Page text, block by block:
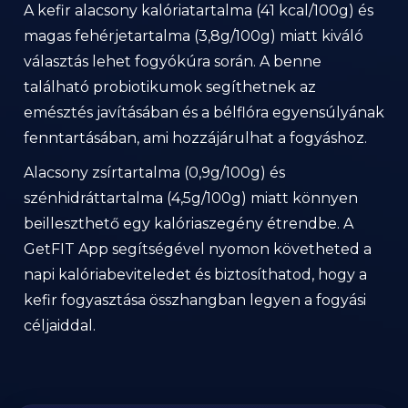
A kefir alacsony kalóriatartalma (41 kcal/100g) és
magas fehérjetartalma (3,8g/100g) miatt kiváló
választás lehet fogyókúra során. A benne
található probiotikumok segíthetnek az
emésztés javításában és a bélflóra egyensúlyának
fenntartásában, ami hozzájárulhat a fogyáshoz.
Alacsony zsírtartalma (0,9g/100g) és
szénhidráttartalma (4,5g/100g) miatt könnyen
beilleszthető egy kalóriaszegény étrendbe. A
GetFIT App segítségével nyomon követheted a
napi kalóriabeviteledet és biztosíthatod, hogy a
kefir fogyasztása összhangban legyen a fogyási
céljaiddal.